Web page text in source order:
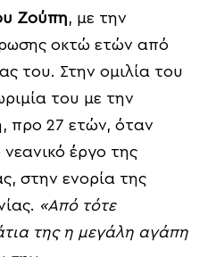
Ζούπη, με την
οκτώ ετών από
του. Στην ομιλία του
του με την
προ 27 ετών, όταν
έργο της
στην ενορία της
«Από τότε
της η μεγάλη αγάπη